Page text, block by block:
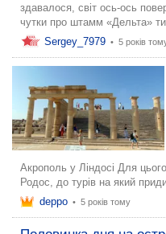
здавалося, світ ось-ось
чутки про штамм «Дельта»
Sergey_7979 • 5 років
Акрополь у Ліндосі Для
Родос, до турів на який
deppo • 5 років тому